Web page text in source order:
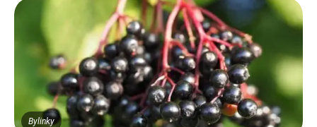
Bylinky